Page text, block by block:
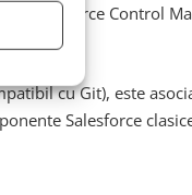
de Source Control
cu Git), este
Salesforce